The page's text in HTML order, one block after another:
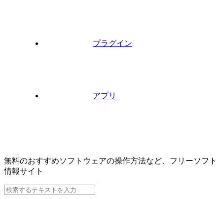
プラグイン
アプリ
無料のおすすめソフトウェアの操作方法など、フリーソフト
情報サイト